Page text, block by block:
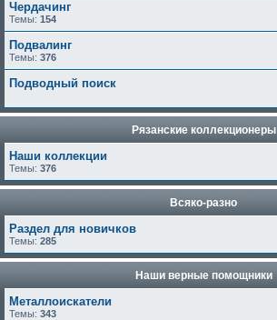
Чердачинг
Темы: 154
Подвалинг
Темы: 376
Подводный поиск
Рязанские коллекционеры
Наши коллекции
Темы: 376
Всяко-разно
Раздел для новичков
Темы: 285
Наши верные помощники
Металлоискатели
Темы: 343